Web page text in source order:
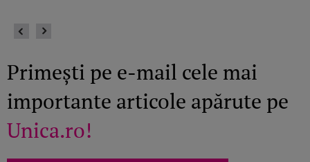
Primești pe e-mail cele mai
importante articole apărute pe
Unica.ro!